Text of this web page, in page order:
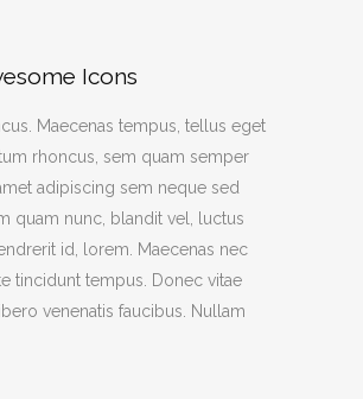
Icons
Maecenas tempus, tellus eget
rhoncus, sem quam semper
adipiscing sem neque sed
quam nunc, blandit vel, luctus
id, lorem. Maecenas nec
tincidunt tempus. Donec vitae
venenatis faucibus. Nullam